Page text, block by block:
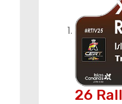
26